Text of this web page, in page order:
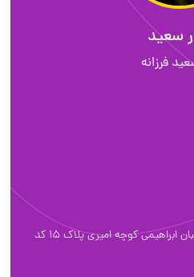
سعید
فرزانه
تهران خیابان رجب زاده خیبان ابراهیمی کوچه امیری پلاک ۱۵ کد